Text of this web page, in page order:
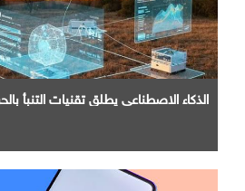
الذكاء الاصطناعي يطلق تقنيات التنبأ